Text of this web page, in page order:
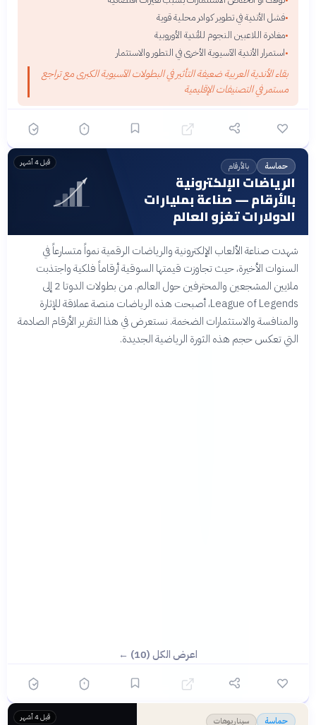
•فشل الأندية في تطوير كوادر محلية قوية
•مغادرة اللاعبين النجوم للأندية الأوروبية
•استمرار الأندية الآسيوية الأخرى في التطور والاستثمار
بقاء الأندية العربية ضعيفة التأثير في البطولات الآسيوية الكبرى مع تراجع
مستمر في التصنيفات الإقليمية
حماسة بالأرقام
الرياضات الإلكترونية
بالأرقام — صناعة بمليارات
الدولارات تغزو العالم
قبل 4 أشهر
شهدت صناعة الألعاب الإلكترونية والرياضات الرقمية نمواً متسارعاً في
السنوات الأخيرة، حيث تجاوزت قيمتها السوقية أرقاماً فلكية واجتذبت
ملايين المشجعين والمحترفين حول العالم. من بطولات الدوتا 2 إلى
League of Legends، أصبحت هذه الرياضات منصة عملاقة للإثارة
والمنافسة والاستثمارات الضخمة. نستعرض في هذا التقرير الأرقام الصادمة
التي تعكس حجم هذه الثورة الرياضية الجديدة.
اعرض الكل (10) ←
حماسة سيناريوهات قبل 4 أشهر